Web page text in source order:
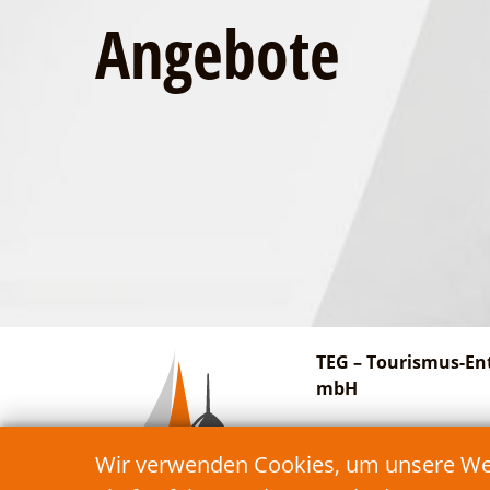
Wir verwenden Cookies, um unsere
Angebote
TEG – Tourismus-
mbH
15913 Schwielochsee